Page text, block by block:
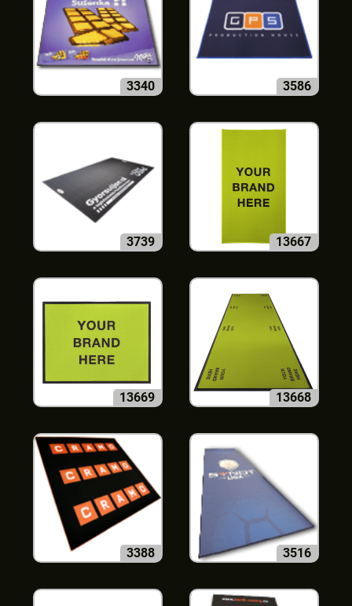
3340 3586
3739 13667
13669 13668
3388 3516